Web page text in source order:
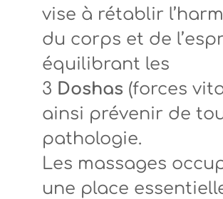
vise à rétablir
du corps et de
équilibrant les
3 Doshas (forces
ainsi prévenir de
pathologie.
Les massages
une place